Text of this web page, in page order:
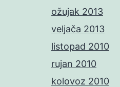
ožujak 2013
veljača 2013
listopad 2010
rujan 2010
kolovoz 2010